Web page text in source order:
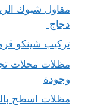
مقاول شبوك
دجاج
تركيب شينكو
مظلات محلات
وجودة